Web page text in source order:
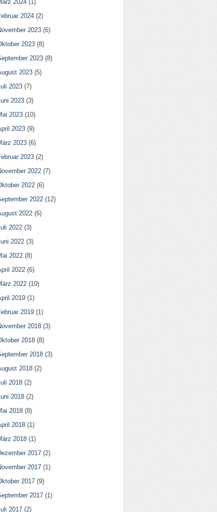
2024 (1)
2024 (2)
2023 (6)
2023 (8)
2023 (8)
2023 (5)
2023 (7)
2023 (3)
2023 (10)
2023 (9)
2023 (6)
2023 (2)
2022 (7)
2022 (6)
2022 (12)
2022 (6)
2022 (3)
2022 (3)
2022 (8)
2022 (6)
2022 (10)
2019 (1)
2019 (1)
2018 (3)
2018 (8)
2018 (3)
2018 (2)
2018 (2)
2018 (2)
2018 (8)
2018 (1)
2018 (1)
2017 (2)
2017 (1)
2017 (9)
2017 (1)
2017 (2)